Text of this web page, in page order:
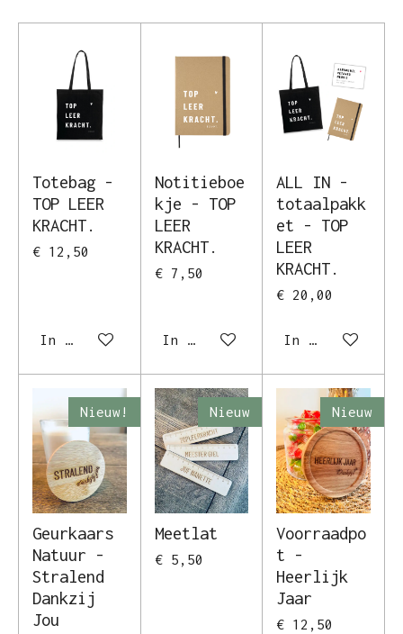
Totebag -
TOP LEER
KRACHT.
€ 12,50
In winkelwagen
Notitieboe
kje - TOP
LEER
KRACHT.
€ 7,50
In winkelwagen
ALL IN -
totaalpakk
et - TOP
LEER
KRACHT.
€ 20,00
In winkelwagen
Nieuw!
Geurkaars
Natuur -
Stralend
Dankzij
Jou
Nieuw
Meetlat
€ 5,50
Nieuw
Voorraadpo
t -
Heerlijk
Jaar
€ 12,50